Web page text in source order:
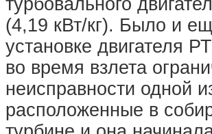
турбовального
(4,19 кВт/кг). Было и
установке двигателя
во время взлета
неисправности одной
расположенные в